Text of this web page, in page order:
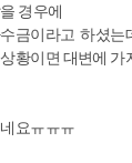
경우에
금이라고 하셨는
황이면 대변에 가
요ㅠㅠㅠ